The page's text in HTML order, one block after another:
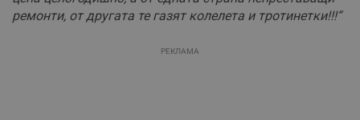
ремонти, от другата те газят колелета и тротинетки!!!“
РЕКЛАМА